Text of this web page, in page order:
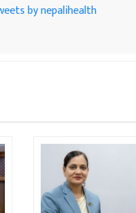
by nepalihealth